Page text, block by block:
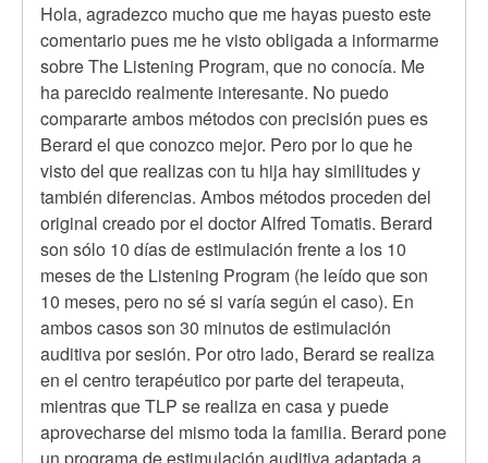
En
respuesta
a
Hola
mi
Hija
de
2
anos
y
por
Anónimo
(no
verificado)
Hola, agradezco mucho que me hayas puesto este
comentario pues me he visto obligada a informarme
sobre The Listening Program, que no conocía. Me
ha parecido realmente interesante. No puedo
compararte ambos métodos con precisión pues es
Berard el que conozco mejor. Pero por lo que he
visto del que realizas con tu hija hay similitudes y
también diferencias. Ambos métodos proceden del
original creado por el doctor Alfred Tomatis. Berard
son sólo 10 días de estimulación frente a los 10
meses de the Listening Program (he leído que son
10 meses, pero no sé si varía según el caso). En
ambos casos son 30 minutos de estimulación
auditiva por sesión. Por otro lado, Berard se realiza
en el centro terapéutico por parte del terapeuta,
mientras que TLP se realiza en casa y puede
aprovecharse del mismo toda la familia. Berard pone